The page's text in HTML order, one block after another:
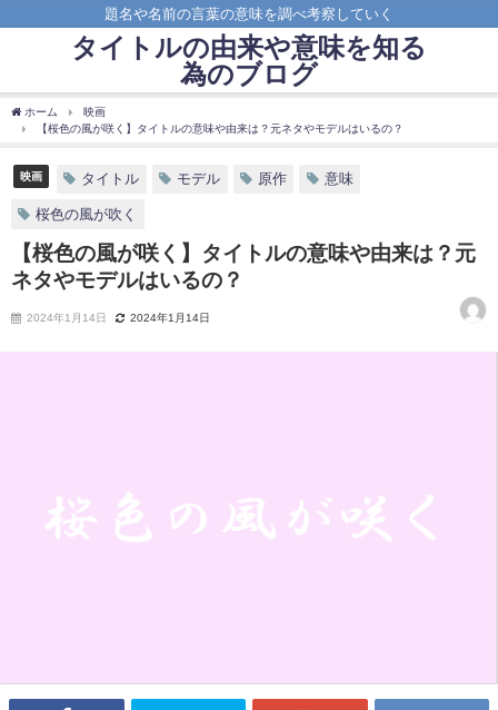
題名や名前の言葉の意味を調べ考察していく
タイトルの由来や意味を知る
為のブログ
ホーム
映画
【桜色の風が咲く】タイトルの意味や由来は？元ネタやモデルはいるの？
映画 タイトル モデル 原作 意味
桜色の風が吹く
【桜色の風が咲く】タイトルの意味や由来は？元
ネタやモデルはいるの？
2024年1月14日 2024年1月14日